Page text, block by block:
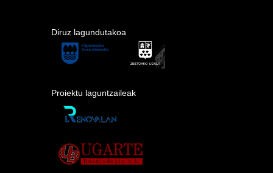
Diruz lagundutakoa
Proiektu laguntzaileak